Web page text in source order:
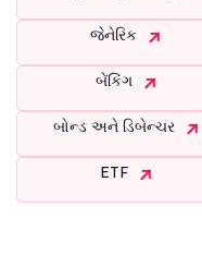
જેનેરિક
બેંકિંગ
બોન્ડ અને ડિબેન્ચર
ETF